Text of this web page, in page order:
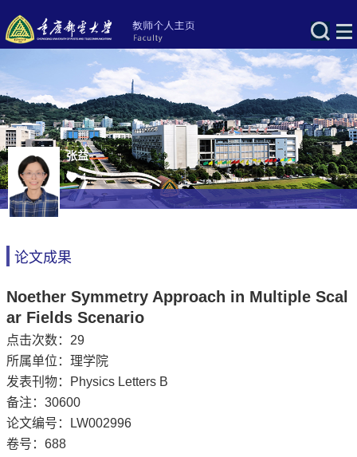
张益
4
论文成果
Noether Symmetry Approach in Multiple Scal
ar Fields Scenario
点击次数： 29
所属单位：理学院
发表刊物：Physics Letters B
备注：30600
论文编号：LW002996
卷号：688